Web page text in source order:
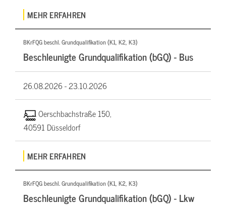
MEHR ERFAHREN
BKrFQG beschl. Grundqualifikation (K1, K2, K3)
Beschleunigte Grundqualifikation (bGQ) - Bus
26.08.2026 -23.10.2026
Oerschbachstraße 150,
40591 Düsseldorf
MEHR ERFAHREN
BKrFQG beschl. Grundqualifikation (K1, K2, K3)
Beschleunigte Grundqualifikation (bGQ) - Lkw